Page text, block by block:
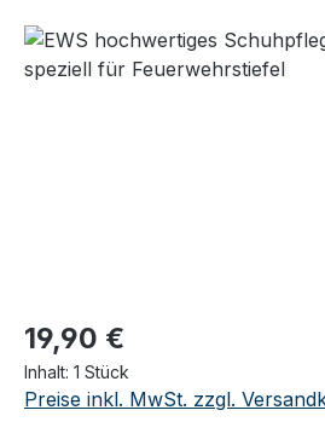
Regulärer Preis:
19,90 €
Inhalt: 1 Stück
Preise inkl. MwSt. zzgl.